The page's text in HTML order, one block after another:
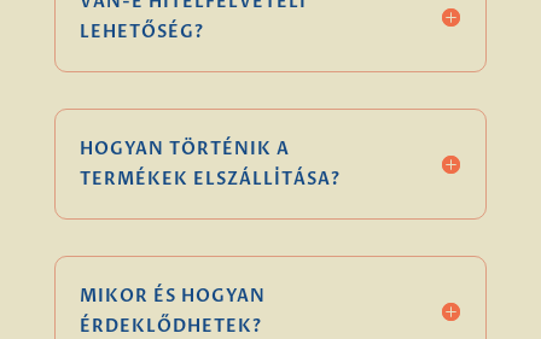
LEHETŐSÉG?
HOGYAN TÖRTÉNIK A
TERMÉKEK ELSZÁLLÍTÁSA?
MIKOR ÉS HOGYAN
ÉRDEKLŐDHETEK?